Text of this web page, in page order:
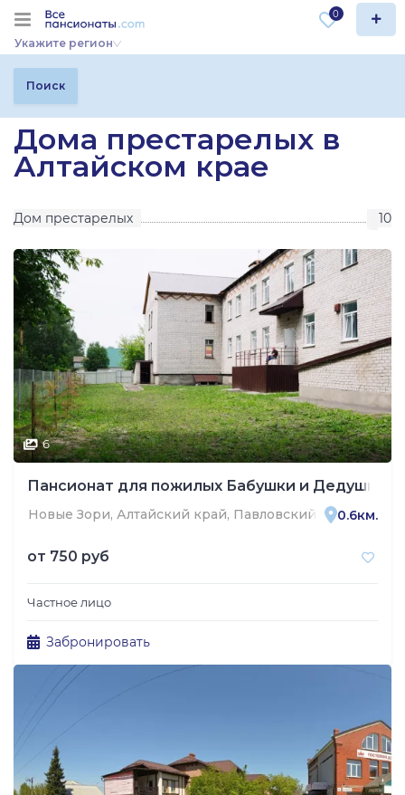
Укажите регион
0
Поиск
Дома престарелых в
Алтайском крае
Дом престарелых 10
6
Пансионат для пожилых Бабушки и Дедушки
Новые Зори, Алтайский край, Павловский район,
0.6км.
от 750 руб
Частное лицо
Забронировать